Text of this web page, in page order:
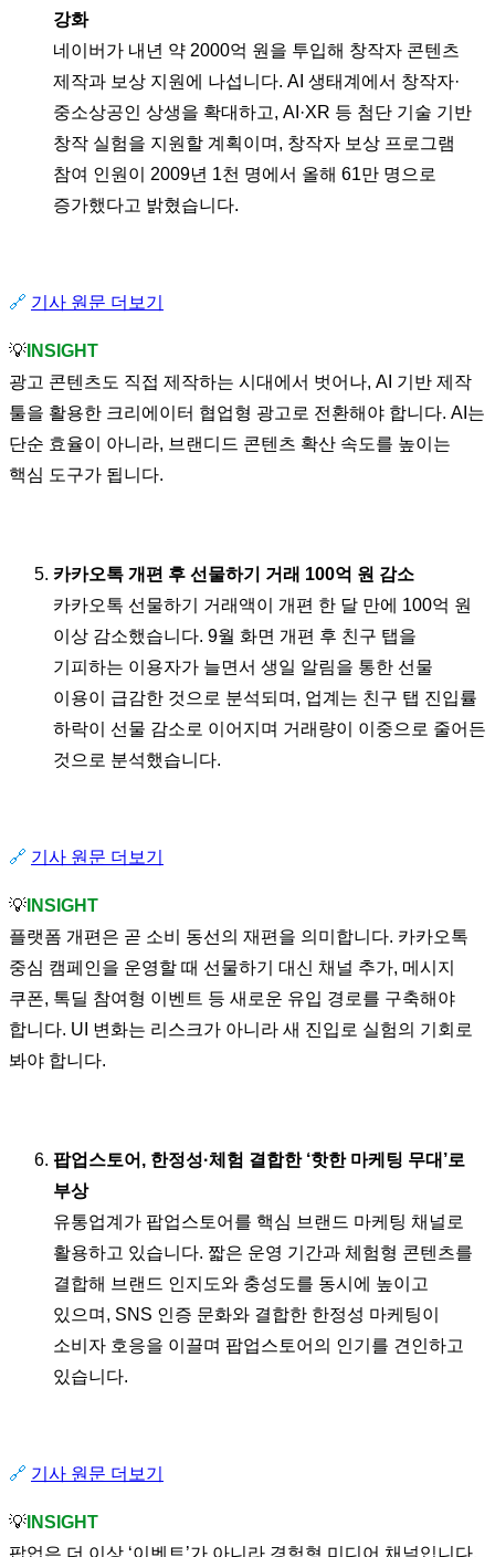
강화
네이버가 내년 약 2000억 원을 투입해 창작자 콘텐츠
제작과 보상 지원에 나섭니다. AI 생태계에서 창작자·
중소상공인 상생을 확대하고, AI·XR 등 첨단 기술 기반
창작 실험을 지원할 계획이며, 창작자 보상 프로그램
참여 인원이 2009년 1천 명에서 올해 61만 명으로
증가했다고 밝혔습니다.
🔗 기사 원문 더보기
💡 INSIGHT
광고 콘텐츠도 직접 제작하는 시대에서 벗어나, AI 기반 제작
툴을 활용한 크리에이터 협업형 광고로 전환해야 합니다. AI는
단순 효율이 아니라, 브랜디드 콘텐츠 확산 속도를 높이는
핵심 도구가 됩니다.
카카오톡 개편 후 선물하기 거래 100억 원 감소
카카오톡 선물하기 거래액이 개편 한 달 만에 100억 원
이상 감소했습니다. 9월 화면 개편 후 친구 탭을
기피하는 이용자가 늘면서 생일 알림을 통한 선물
이용이 급감한 것으로 분석되며, 업계는 친구 탭 진입률
하락이 선물 감소로 이어지며 거래량이 이중으로 줄어든
것으로 분석했습니다.
🔗 기사 원문 더보기
💡 INSIGHT
플랫폼 개편은 곧 소비 동선의 재편을 의미합니다. 카카오톡
중심 캠페인을 운영할 때 선물하기 대신 채널 추가, 메시지
쿠폰, 톡딜 참여형 이벤트 등 새로운 유입 경로를 구축해야
합니다. UI 변화는 리스크가 아니라 새 진입로 실험의 기회로
봐야 합니다.
팝업스토어, 한정성·체험 결합한 ‘핫한 마케팅 무대’로
부상
유통업계가 팝업스토어를 핵심 브랜드 마케팅 채널로
활용하고 있습니다. 짧은 운영 기간과 체험형 콘텐츠를
결합해 브랜드 인지도와 충성도를 동시에 높이고
있으며, SNS 인증 문화와 결합한 한정성 마케팅이
소비자 호응을 이끌며 팝업스토어의 인기를 견인하고
있습니다.
🔗 기사 원문 더보기
💡 INSIGHT
팝업은 더 이상 ‘이벤트’가 아니라 경험형 미디어 채널입니다.